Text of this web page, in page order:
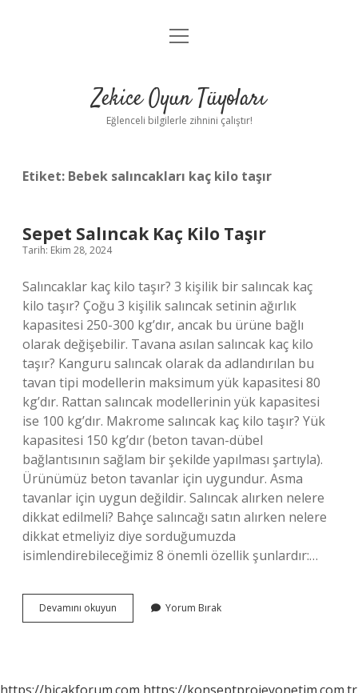
Anasayfa
Yasal Uyarı
menüyü
Zekice Oyun Tüyoları
Eğlenceli bilgilerle zihnini çalıştır!
Etiket: Bebek salıncakları kaç kilo taşır
Sepet Salıncak Kaç Kilo Taşır
Tarih: Ekim 28, 2024
Salıncaklar kaç kilo taşır? 3 kişilik bir salıncak kaç
kilo taşır? Çoğu 3 kişilik salıncak setinin ağırlık
kapasitesi 250-300 kg’dır, ancak bu ürüne bağlı
olarak değişebilir. Tavana asılan salıncak kaç kilo
taşır? Kanguru salıncak olarak da adlandırılan bu
tavan tipi modellerin maksimum yük kapasitesi 80
kg’dır. Rattan salıncak modellerinin yük kapasitesi
ise 100 kg’dır. Makrome salıncak kaç kilo taşır? Yük
kapasitesi 150 kg’dır (beton tavan-dübel
bağlantısının sağlam bir şekilde yapılması şartıyla).
Ürünümüz beton tavanlar için uygundur. Asma
tavanlar için uygun değildir. Salıncak alırken nelere
dikkat edilmeli? Bahçe salıncağı satın alırken nelere
dikkat etmeliyiz diye sorduğumuzda
isimlendirebileceğimiz 8 önemli özellik şunlardır:…
Devamını okuyun
Salıncak
Yorum Bırak